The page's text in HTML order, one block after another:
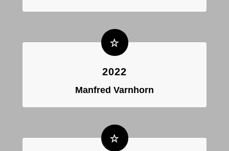
2022
Manfred Varnhorn